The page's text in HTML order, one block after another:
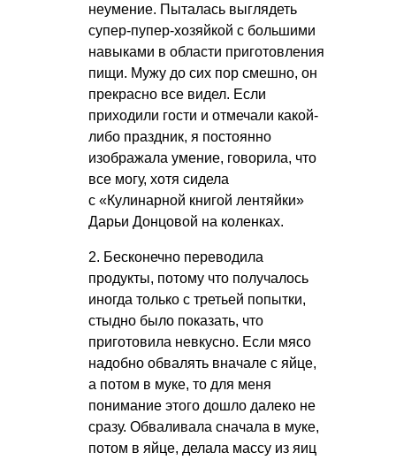
неумение. Пыталась выглядеть
супер-пупер-хозяйкой с большими
навыками в области приготовления
пищи. Мужу до сих пор смешно, он
прекрасно все видел. Если
приходили гости и отмечали какой-
либо праздник, я постоянно
изображала умение, говорила, что
все могу, хотя сидела
с «Кулинарной книгой лентяйки»
Дарьи Донцовой на коленках.
2. Бесконечно переводила
продукты, потому что получалось
иногда только с третьей попытки,
стыдно было показать, что
приготовила невкусно. Если мясо
надобно обвалять вначале с яйце,
а потом в муке, то для меня
понимание этого дошло далеко не
сразу. Обваливала сначала в муке,
потом в яйце, делала массу из яиц